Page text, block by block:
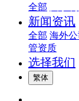
全部
新闻资讯
全部 海外
管资质
选择我们
繁体